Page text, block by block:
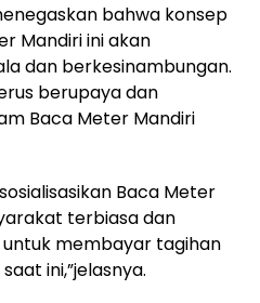
bahwa konsep
Mandiri ini akan
dan berkesinambungan.
berupaya dan
Baca Meter Mandiri
Baca Meter
terbiasa dan
membayar tagihan
ini,”jelasnya.